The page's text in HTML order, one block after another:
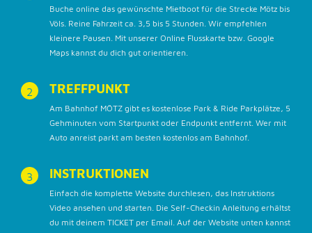
Buche online das gewünschte Mietboot für die Strecke Mötz bis
Völs. Reine Fahrzeit ca. 3,5 bis 5 Stunden. Wir empfehlen
kleinere Pausen. Mit unserer Online Flusskarte bzw. Google
Maps kannst du dich gut orientieren.
2 TREFFPUNKT
Am Bahnhof MÖTZ gibt es kostenlose Park & Ride Parkplätze, 5
Gehminuten vom Startpunkt oder Endpunkt entfernt. Wer mit
Auto anreist parkt am besten kostenlos am Bahnhof.
3 INSTRUKTIONEN
Einfach die komplette Website durchlesen, das Instruktions
Video ansehen und starten. Die Self-Checkin Anleitung erhältst
du mit deinem TICKET per Email. Auf der Website unten kannst